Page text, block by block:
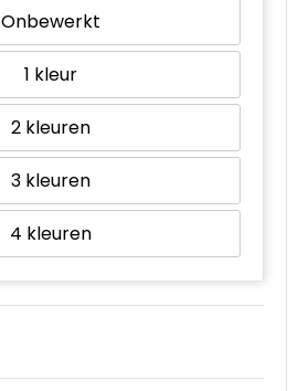
Onbewerkt
1
2
3
4